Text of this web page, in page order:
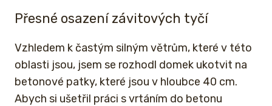
Přesné osazení závitových tyčí
Vzhledem k častým silným větrům, které v této
oblasti jsou, jsem se rozhodl domek ukotvit na
betonové patky, které jsou v hloubce 40 cm.
Abych si ušetřil práci s vrtáním do betonu